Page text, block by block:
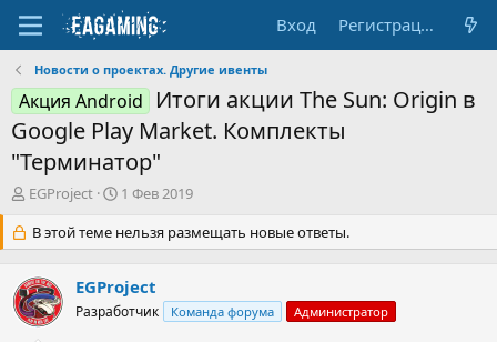
Вход Регистрация
Новости о проектах. Другие ивенты
Акция Android
Итоги акции The Sun: Origin в
Google Play Market. Комплекты
"Терминатор"
А
т
о
р
т
е
м
EGProject
Д
т
а
а
ч
1 Фев 2019
В этой теме нельзя размещать новые ответы.
EGProject
Разработчик Команда форума Администратор